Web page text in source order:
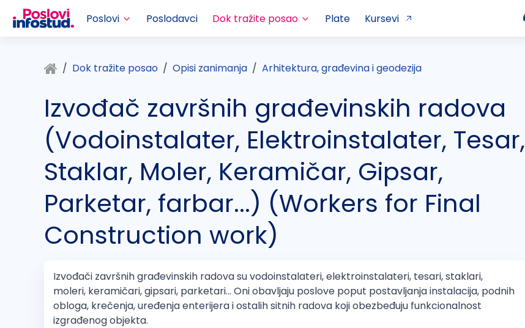
Poslovi Poslodavci Dok tražite posao Plate Kursevi
Dok tražite posao Opisi zanimanja Arhitektura, građevina i geodezija
Izvođač završnih građevinskih radova
(Vodoinstalater, Elektroinstalater, Tesar,
Staklar, Moler, Keramičar, Gipsar,
Parketar, farbar...) (Workers for Final
Construction work)
Izvođači završnih građevinskih radova su vodoinstalateri, elektroinstalateri, tesari, staklari,
moleri, keramičari, gipsari, parketari... Oni obavljaju poslove poput postavljanja instalacija, podnih
obloga, krečenja, uređenja enterijera i ostalih sitnih radova koji obezbeđuju funkcionalnost
izgrađenog objekta.